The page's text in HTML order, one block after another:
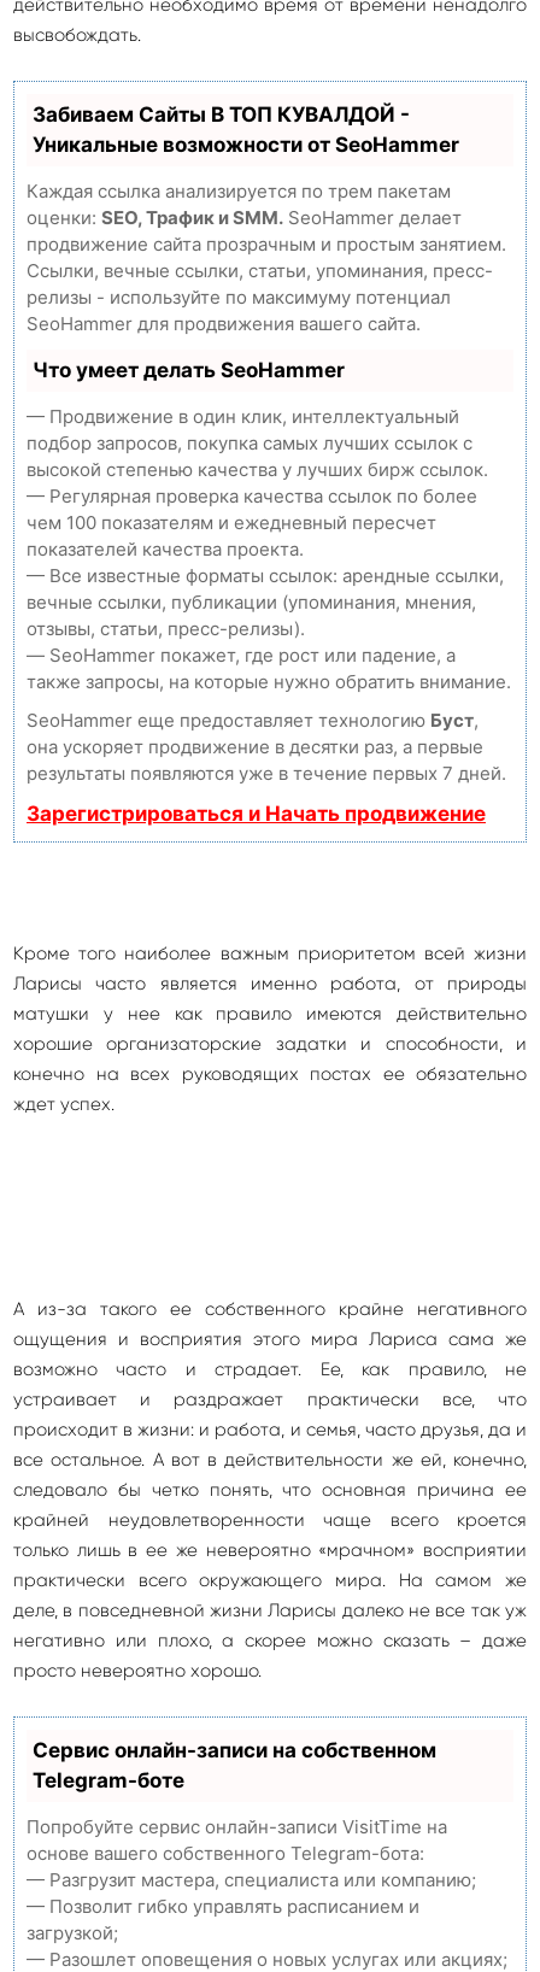
действительно необходимо время от времени ненадолго
высвобождать.
Забиваем Сайты В ТОП КУВАЛДОЙ -
Уникальные возможности от SeoHammer
Каждая ссылка анализируется по трем пакетам
оценки: SEO, Трафик и SMM. SeoHammer делает
продвижение сайта прозрачным и простым занятием.
Ссылки, вечные ссылки, статьи, упоминания, пресс-
релизы - используйте по максимуму потенциал
SeoHammer для продвижения вашего сайта.
Что умеет делать SeoHammer
— Продвижение в один клик, интеллектуальный
подбор запросов, покупка самых лучших ссылок с
высокой степенью качества у лучших бирж ссылок.
— Регулярная проверка качества ссылок по более
чем 100 показателям и ежедневный пересчет
показателей качества проекта.
— Все известные форматы ссылок: арендные ссылки,
вечные ссылки, публикации (упоминания, мнения,
отзывы, статьи, пресс-релизы).
— SeoHammer покажет, где рост или падение, а
также запросы, на которые нужно обратить внимание.
SeoHammer еще предоставляет технологию Буст,
она ускоряет продвижение в десятки раз, а первые
результаты появляются уже в течение первых 7 дней.
Зарегистрироваться и Начать продвижение
Кроме того наиболее важным приоритетом всей жизни
Ларисы часто является именно работа, от природы
матушки у нее как правило имеются действительно
хорошие организаторские задатки и способности, и
конечно на всех руководящих постах ее обязательно
ждет успех.
А из-за такого ее собственного крайне негативного
ощущения и восприятия этого мира Лариса сама же
возможно часто и страдает. Ее, как правило, не
устраивает и раздражает практически все, что
происходит в жизни: и работа, и семья, часто друзья, да и
все остальное. А вот в действительности же ей, конечно,
следовало бы четко понять, что основная причина ее
крайней неудовлетворенности чаще всего кроется
только лишь в ее же невероятно «мрачном» восприятии
практически всего окружающего мира. На самом же
деле, в повседневной жизни Ларисы далеко не все так уж
негативно или плохо, а скорее можно сказать – даже
просто невероятно хорошо.
Сервис онлайн-записи на собственном
Telegram-боте
Попробуйте сервис онлайн-записи VisitTime на
основе вашего собственного Telegram-бота:
— Разгрузит мастера, специалиста или компанию;
— Позволит гибко управлять расписанием и
загрузкой;
— Разошлет оповещения о новых услугах или акциях;